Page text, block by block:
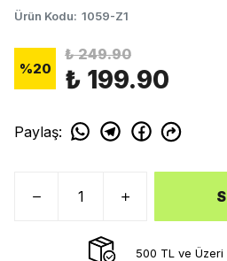
Ürün Kodu: 1059-Z1
%20
₺ 249.90
₺ 199.90
Paylaş:
500 TL ve